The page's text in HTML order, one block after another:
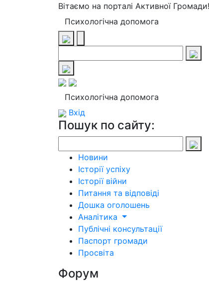
Вітаємо на порталі Активної
Психологічна допомога
Психологічна допомога
Вхід
Пошук по сайту:
Новини
Історії успіху
Історії війни
Питання та відповіді
Дошка оголошень
Аналітика
Публічні консультації
Паспорт громади
Просвіта
Форум